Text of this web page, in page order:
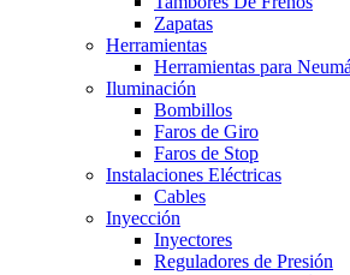
Zapatas
Herramientas
Herramientas para
Iluminación
Bombillos
Faros de Giro
Faros de Stop
Instalaciones Eléctricas
Cables
Inyección
Inyectores
Reguladores de Presión